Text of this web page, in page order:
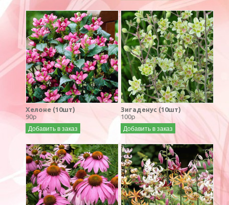
Хелоне (10шт)
90р
Добавить в заказ
Зигаденус (10шт)
100р
Добавить в заказ